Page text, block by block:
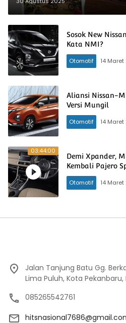
Otomotif
Sosok New
Kata NMI?
Otomotif 14
Aliansi Nissan-
Versi Mungil
Otomotif 14
03:44:00
Demi Xpander,
Kembali Pajero
Otomotif 14
Jalan Tanjung Batu Gg.
Lima Puluh, Kota Pekanbaru,
085265542761